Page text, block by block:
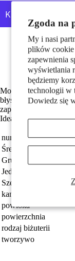
Zgoda na
My i nasi
plików
zapewnienia
wyświetlania
będziemy
technologii w
Dowiedz się
Więcej opcji
Srebro próby
Z błyszczącą
Darmowa
Modne damskie
błyszczącymi
zapewniają komfort
Idealne na co dzień i
numer zamówienia
Średnica obręczy
Grupa docelowa
Jednostka
Szerokość
kamienie
powłoka
powierzchnia
rodzaj biżuterii
tworzywo